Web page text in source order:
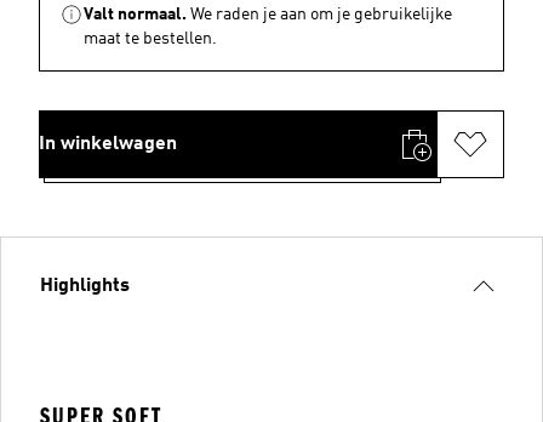
Valt normaal. We raden je aan om je gebruikelijke
maat te bestellen.
In winkelwagen
Highlights